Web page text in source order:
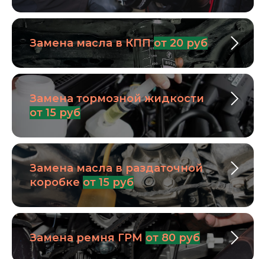
Замена масла в КППот 20 руб
Замена тормозной жидкости
от 15 руб
Замена масла в раздаточной
коробке от 15 руб
Замена ремня ГРМ от 80 руб